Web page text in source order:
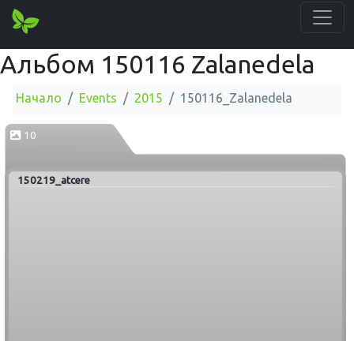
Альбом 150116 Zalanedela
Начало Events 2015 150116_Zalanedela
10
150219_atcere